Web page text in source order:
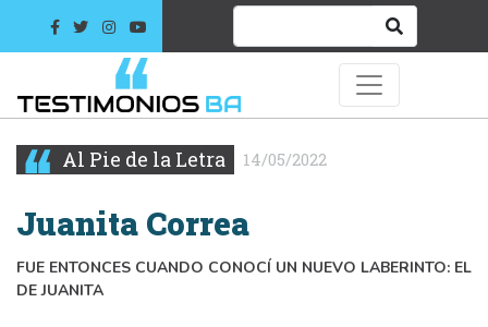
Al Pie de la Letra 14/05/2022
Juanita Correa
FUE ENTONCES CUANDO CONOCÍ UN NUEVO LABERINTO: EL
DE JUANITA